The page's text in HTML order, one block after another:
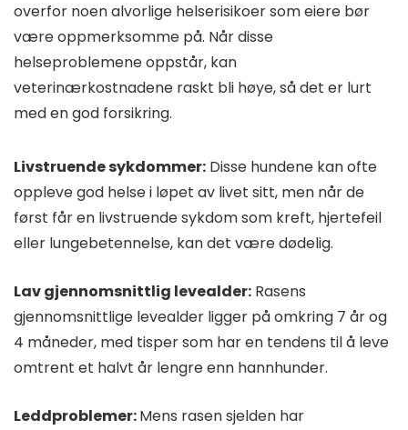
overfor noen alvorlige helserisikoer som eiere bør
være oppmerksomme på. Når disse
helseproblemene oppstår, kan
veterinærkostnadene raskt bli høye, så det er lurt
med en god forsikring.
Livstruende sykdommer: Disse hundene kan ofte
oppleve god helse i løpet av livet sitt, men når de
først får en livstruende sykdom som kreft, hjertefeil
eller lungebetennelse, kan det være dødelig.
Lav gjennomsnittlig levealder: Rasens
gjennomsnittlige levealder ligger på omkring 7 år og
4 måneder, med tisper som har en tendens til å leve
omtrent et halvt år lengre enn hannhunder.
Leddproblemer:Mens rasen sjelden har